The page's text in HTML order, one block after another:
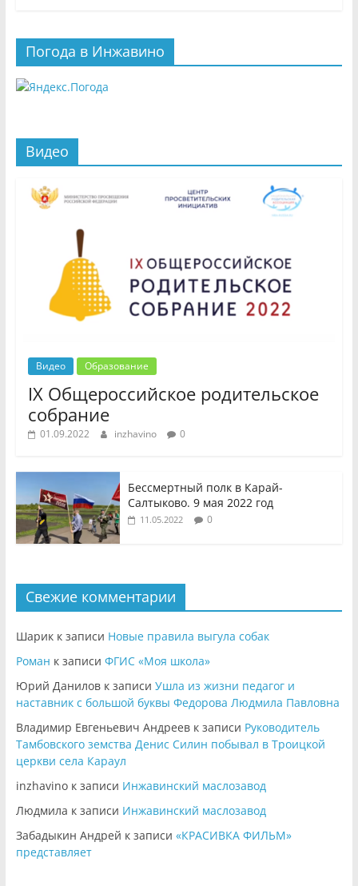
Погода в Инжавино
Видео
Видео Образование
IX Общероссийское родительское
собрание
01.09.2022 inzhavino 0
Бессмертный полк в Карай-
Салтыково. 9 мая 2022 год
11.05.2022 0
Свежие комментарии
Шарикк записи Новые правила выгула собак
Роман к записи ФГИС «Моя школа»
Юрий Даниловк записи Ушла из жизни педагог и
наставник с большой буквы Федорова Людмила Павловна
Владимир Евгеньевич Андреевк записи Руководитель
Тамбовского земства Денис Силин побывал в Троицкой
церкви села Караул
inzhavinoк записи Инжавинский маслозавод
Людмила к записи Инжавинский маслозавод
Забадыкин Андрей к записи «КРАСИВКА ФИЛЬМ»
представляет